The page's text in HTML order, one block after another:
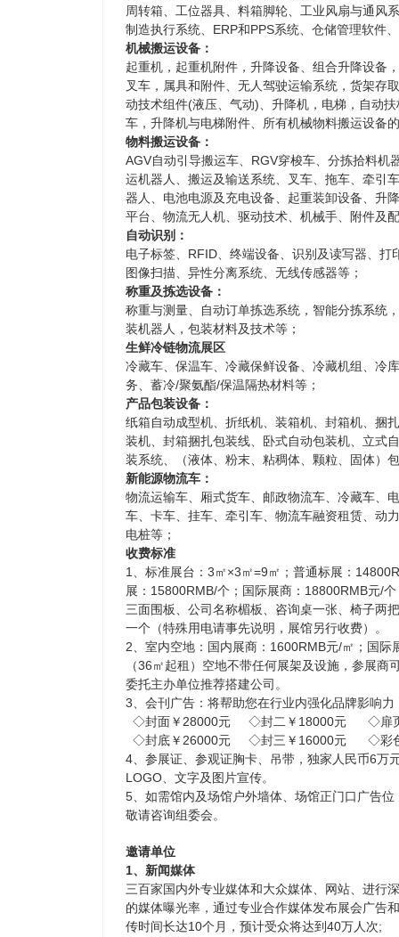
周转箱、工位器具、料箱脚轮、工业风扇与通风
制造执行系统、ERP和PPS系统、仓储管理软件
机械搬运设备：
起重机，起重机附件，升降设备、组合升降设备
叉车，属具和附件、无人驾驶运输系统，货架存
动技术组件(液压、气动)、升降机，电梯，自动
车，升降机与电梯附件、所有机械物料搬运设备
物料搬运设备：
AGV自动引导搬运车、RGV穿梭车、分拣拾料机
运机器人、搬运及输送系统、叉车、拖车、牵引
器人、电池电源及充电设备、起重装卸设备、升
平台、物流无人机、驱动技术、机械手、附件及
自动识别：
电子标签、RFID、终端设备、识别及读写器、打
图像扫描、异性分离系统、无线传感器等；
称重及拣选设备：
称重与测量、自动订单拣选系统，智能分拣系统
装机器人，包装材料及技术等；
生鲜冷链物流展区
冷藏车、保温车、冷藏保鲜设备、冷藏机组、冷
务、蓄冷/聚氨酯/保温隔热材料等；
产品包装设备：
纸箱自动成型机、折纸机、装箱机、封箱机、捆
装机、封箱捆扎包装线、卧式自动包装机、立式
装系统、（液体、粉末、粘稠体、颗粒、固体）
新能源物流车：
物流运输车、厢式货车、邮政物流车、冷藏车、
车、卡车、挂车、牵引车、物流车融资租赁、动
电桩等；
收费标准
1、标准展台：3㎡×3㎡=9㎡；普通标展：
展：15800RMB/个；国际展商：18800RMB元/
三面围板、公司名称楣板、咨询桌一张、椅子两
一个（特殊用电请事先说明，展馆另行收费）。
2、室内空地：国内展商：1600RMB元/㎡；国际
（36㎡起租）空地不带任何展架及设施，参展商
委托主办单位推荐搭建公司。
3、会刊广告：将帮助您在行业内强化品牌影响力
◇封面￥28000元 ◇封二￥18000元 ◇扉页
◇封底￥26000元 ◇封三￥16000元 ◇彩色
4、参展证、参观证胸卡、吊带，独家人民币6万
LOGO、文字及图片宣传。
5、如需馆内及场馆户外墙体、场馆正门口广告
敬请咨询组委会。
邀请单位
1、新闻媒体
三百家国内外专业媒体和大众媒体、网站、进行
的媒体曝光率，通过专业合作媒体发布展会广告
传时间长达10个月，预计受众将达到40万人次;